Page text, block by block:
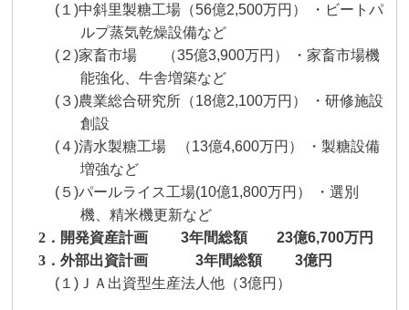
(１)中斜里製糖工場（56億2,500万円） ・ビートパ
ルプ蒸気乾燥設備など
(２)家畜市場 （35億3,900万円） ・家畜市場機
能強化、牛舎増築など
(３)農業総合研究所（18億2,100万円） ・研修施設
創設
(４)清水製糖工場 （13億4,600万円） ・製糖設備
増強など
(５)パールライス工場(10億1,800万円） ・選別
機、精米機更新など
2． 開発資産計画 3年間総額 23億6,700万円
3． 外部出資計画 3年間総額 3億円
(１) ＪＡ出資型生産法人他（3億円）